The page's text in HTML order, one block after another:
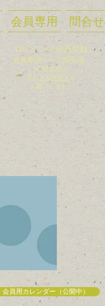
会員専用 問合せ
会員専用ページ閲覧用
（会員登録は
先に 入 会手続き を
お願いします）
ログイン／会員登録
会員用カレンダー（公開中）